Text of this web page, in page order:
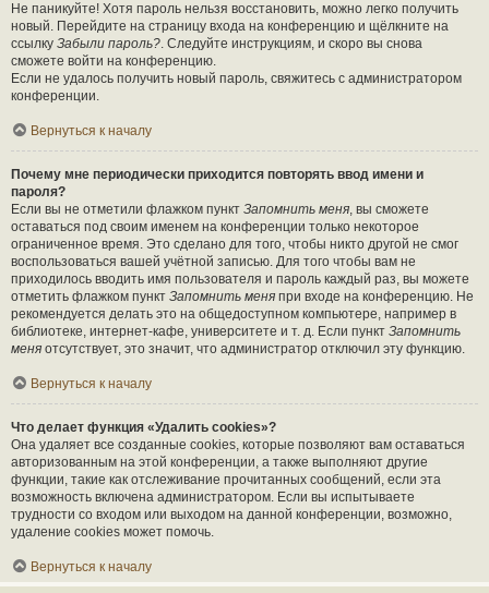
Не паникуйте! Хотя пароль нельзя восстановить, можно легко получить
новый. Перейдите на страницу входа на конференцию и щёлкните на
ссылку Забыли пароль?. Следуйте инструкциям, и скоро вы снова
сможете войти на конференцию.
Если не удалось получить новый пароль, свяжитесь с администратором
конференции.
Вернуться к началу
Почему мне периодически приходится повторять ввод имени и
пароля?
Если вы не отметили флажком пункт Запомнить меня, вы сможете
оставаться под своим именем на конференции только некоторое
ограниченное время. Это сделано для того, чтобы никто другой не смог
воспользоваться вашей учётной записью. Для того чтобы вам не
приходилось вводить имя пользователя и пароль каждый раз, вы можете
отметить флажком пункт Запомнить меня при входе на конференцию. Не
рекомендуется делать это на общедоступном компьютере, например в
библиотеке, интернет-кафе, университете и т. д. Если пункт Запомнить
меня отсутствует, это значит, что администратор отключил эту функцию.
Вернуться к началу
Что делает функция «Удалить cookies»?
Она удаляет все созданные cookies, которые позволяют вам оставаться
авторизованным на этой конференции, а также выполняют другие
функции, такие как отслеживание прочитанных сообщений, если эта
возможность включена администратором. Если вы испытываете
трудности со входом или выходом на данной конференции, возможно,
удаление cookies может помочь.
Вернуться к началу